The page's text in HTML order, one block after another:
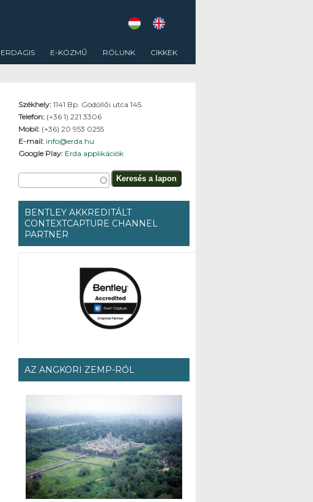
CIKKEK
RÓLUNK
E-KÖZMŰ
ERDAGIS
Székhely: 1141 Bp. Gödöllői utca 145.
Telefon: (+36 1) 221 3306
Mobil: (+36) 20 953 0255
E-mail: info@erda.hu
Google Play: Erda applikációk
Keresés űrlap
Keresés a lapon
BENTLEY AKKREDITÁLT
CONTEXTCAPTURE CHANNEL
PARTNER
AZ ANGKORI ZEMP-RŐL